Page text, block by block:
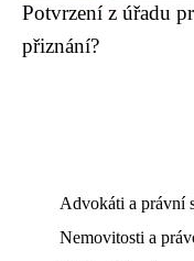
Potvrzení z úřadu
přiznání?
Advokáti a právní
Nemovitosti a